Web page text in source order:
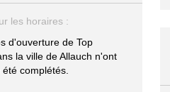
les horaires :
d'ouverture de Top
la ville de Allauch n'ont
complétés.